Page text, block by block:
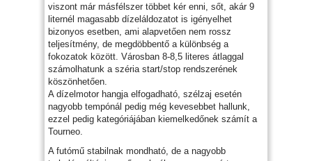
viszont már másfélszer többet kér enni, sőt, akár 9
liternél magasabb dízeláldozatot is igényelhet
bizonyos esetben, ami alapvetően nem rossz
teljesítmény, de megdöbbentő a különbség a
fokozatok között. Városban 8-8,5 literes átlaggal
számolhatunk a széria start/stop rendszerének
köszönhetően.
A dízelmotor hangja elfogadható, szélzaj esetén
nagyobb tempónál pedig még kevesebbet hallunk,
ezzel pedig kategóriájában kiemelkedőnek számít a
Tourneo.
A futómű stabilnak mondható, de a nagyobb